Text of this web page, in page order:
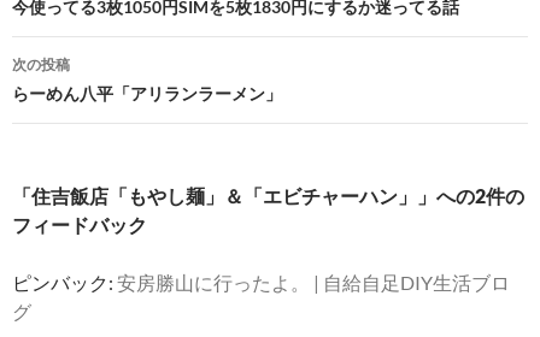
稿
ナ
ビ
ゲ
ー
シ
ン
今使ってる3枚1050円SIMを5枚1830円にするか迷ってる話
次の投稿
らーめん八平「アリランラーメン」
「住吉飯店「もやし麺」＆「エビチャーハン」」への2件の
フィードバック
ピンバック: 安房勝山に行ったよ。 | 自給自足DIY生活ブロ
グ